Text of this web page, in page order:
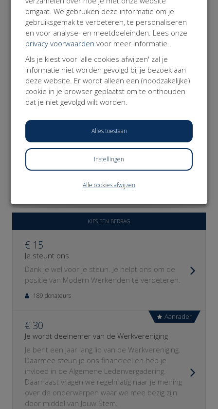
De Werkvereniging is het belangenplatform voor Modern
Werkenden; professionals die zelfstandig werken. De
Werkvereniging zet zich in voor een fundamentele
hervorming van de arbeidsmarkt en het sociale stelsel.
Missie: alle werkenden weten zich verzekerd van dezelfde
basis aan zekerheden die meebewegen met hun leven,
hun werk en de keuzes die ze daarin maken.
www.werkvereniging.nl
DONEER NU
KIES EEN BEDRAG
€ 15
Je steunt ons
Dank je wel voor je steun. Je helpt ons om de
positie van Modern Werkenden te verbeteren.
189 donateurs
Aanrader
€ 30
Je wordt deelnemer van de Werkvereniging
Je bent een jaar lang lid van de Werkvereniging.
Daarmee steun je ons financieel en heb je
invloed in de Algemene Ledenvergadering.
Daarnaast vragen we regelmatig naar je mening
over de onderwerpen waar we mee bezig zijn
door middel van Jouw Stem.
omgaat. We gebruiken deze informatie om je
gebruiksgemak te verbeteren, te personaliseren
en voor analyse- en meetdoeleinden. Lees onze
privacy voorwaarden voor meer informatie.
Als je kiest voor 'alle cookies afwijzen' zal je
informatie niet worden gevolgd bij je bezoek aan
deze website. Er wordt alleen een (noodzakelijke)
cookie in je browser geplaatst om te onthouden
dat je niet gevolgd wilt worden.
Alles toestaan
Instellingen
Alle cookies afwijzen